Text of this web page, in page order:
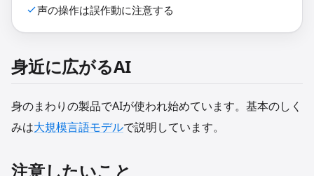
声の操作は誤作動に注意する
身近に広がるAI
身のまわりの製品でAIが使われ始めています。基本のしく
みは大規模言語モデルで説明しています。
注意したいこと